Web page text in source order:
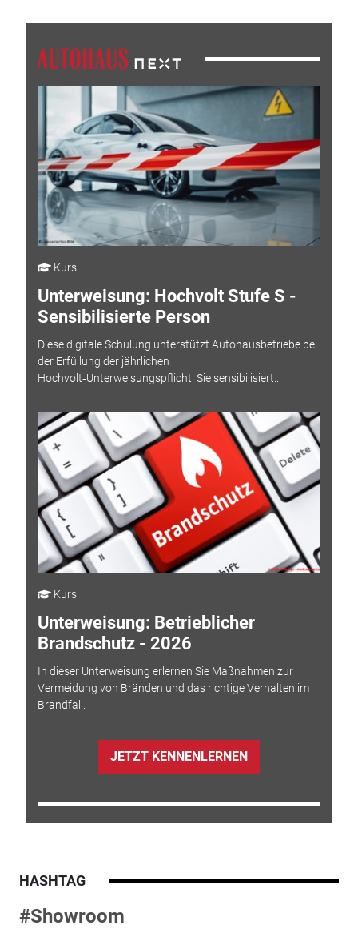
Kurs
Unterweisung: Hochvolt Stufe S -
Sensibilisierte Person
Diese digitale Schulung unterstützt Autohausbetriebe bei
der Erfüllung der jährlichen
Hochvolt‑Unterweisungspflicht. Sie sensibilisiert...
Kurs
Unterweisung: Betrieblicher
Brandschutz - 2026
In dieser Unterweisung erlernen Sie Maßnahmen zur
Vermeidung von Bränden und das richtige Verhalten im
Brandfall.
JETZT KENNENLERNEN
HASHTAG
#Showroom